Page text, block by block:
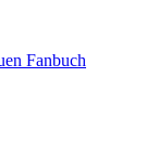
Fanbuch